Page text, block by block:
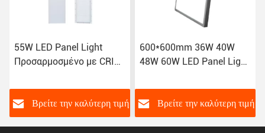
600*600mm 36W 40W
48W 60W LED Panel Light
Βρείτε την καλύτερη τιμή
595x595 42W
επιφανειακά
LED με βαθμολογία IP20
και εξοικονόμηση
ενέργειας
Βρείτε την καλύτερη τιμή